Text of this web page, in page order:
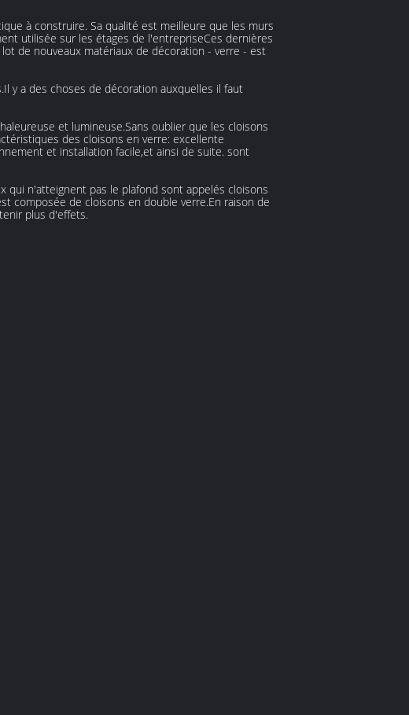
à construire. Sa qualité est meilleure que les murs
utilisée sur les étages de l'entrepriseCes dernières
de nouveaux matériaux de décoration - verre - est
y a des choses de décoration auxquelles il faut
et lumineuse.Sans oublier que les cloisons
des cloisons en verre: excellente
et installation facile,et ainsi de suite. sont
qui n'atteignent pas le plafond sont appelés cloisons
composée de cloisons en double verre.En raison de
plus d'effets.